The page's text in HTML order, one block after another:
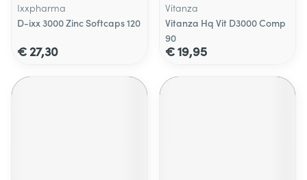
Ixxpharma
D-ixx 3000 Zinc Softcaps 120
€ 27,30
Vitanza
Vitanza Hq Vit D3000 Comp
90
€ 19,95